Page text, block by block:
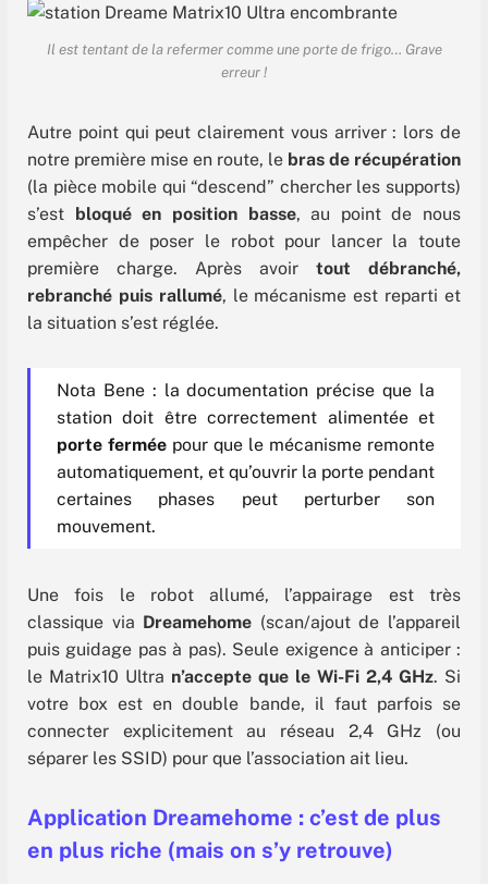
Il est tentant de la refermer comme une porte de frigo… Grave
erreur !
Autre point qui peut clairement vous arriver : lors de
notre première mise en route, le bras de récupération
(la pièce mobile qui “descend” chercher les supports)
s’est bloqué en position basse, au point de nous
empêcher de poser le robot pour lancer la toute
première charge. Après avoir tout débranché,
rebranché puis rallumé, le mécanisme est reparti et
la situation s’est réglée.
Nota Bene : la documentation précise que la
station doit être correctement alimentée et
porte ferméepour que le mécanisme remonte
automatiquement, et qu’ouvrir la porte pendant
certaines phases peut perturber son
mouvement.
Une fois le robot allumé, l’appairage est très
classique via Dreamehome (scan/ajout de l’appareil
puis guidage pas à pas). Seule exigence à anticiper :
le Matrix10 Ultra n’accepte que le Wi-Fi 2,4 GHz. Si
votre box est en double bande, il faut parfois se
connecter explicitement au réseau 2,4 GHz (ou
séparer les SSID) pour que l’association ait lieu.
Application Dreamehome : c’est de plus
en plus riche (mais on s’y retrouve)